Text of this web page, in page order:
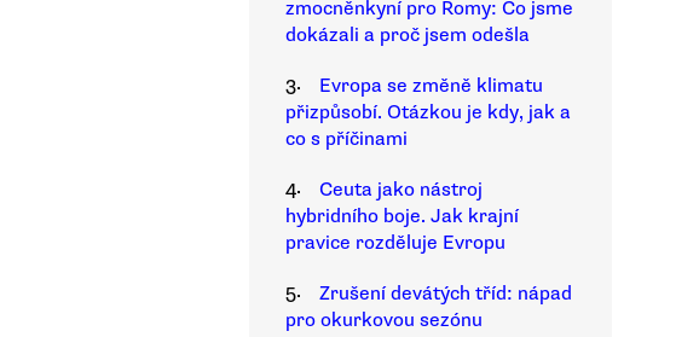
zmocněnkyní pro Romy: Co jsme
dokázali a proč jsem odešla
3.
Evropa se změně klimatu
přizpůsobí. Otázkou je kdy, jak a
co s příčinami
4.
Ceuta jako nástroj
hybridního boje. Jak krajní
pravice rozděluje Evropu
5.
Zrušení devátých tříd: nápad
pro okurkovou sezónu